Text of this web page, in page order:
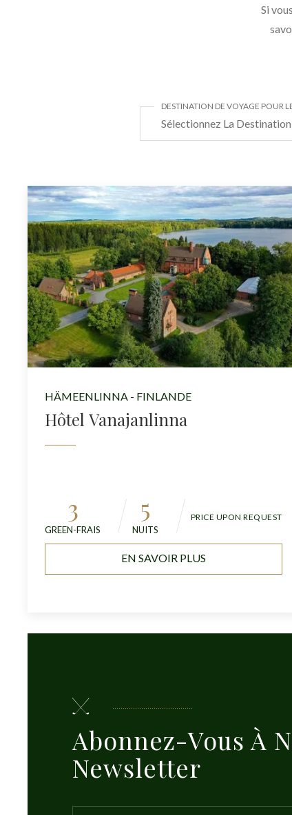
Si
Sélectionnez La Destination
DESTINATION DE VOYAGE POUR
HÄMEENLINNA - FINLANDE
Hôtel Vanajanlinna
3
GREEN-FRAIS
5
NUITS
PRICE UPON REQUEST
EN SAVOIR PLUS
Abonnez-Vous À
Newsletter